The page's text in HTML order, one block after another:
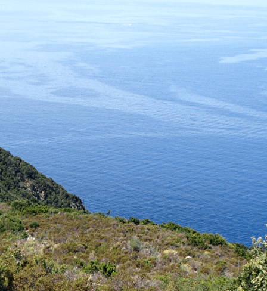
Exporter toutes les colonnes
Exporter uniquement les colonnes affichées
Menu
Ajoutez un logo, un bouton, des réseaux sociaux
Cliquez pour éditer
ASSOCIATION PETRE SCRITTE▴ ▾
Présentation
Contact et infos pratiques
Adhésion
Liens
Nos publications▴▾
Rechercher, commander...
A Cronica : le journal de l'histoire du Cap Corse
Inventaires du patrimoine
Storià é patrimoniu